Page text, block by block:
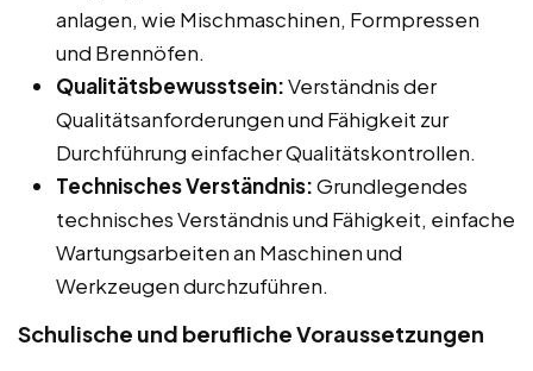
anlagen, wie Mischmaschinen, Formpressen
und Brennöfen.
Qualitätsbewusstsein:Verständnis der
Qualitätsanforderungen und Fähigkeit zur
Durchführung einfacher Qualitätskontrollen.
Technisches Verständnis:Grundlegendes
technisches Verständnis und Fähigkeit, einfache
Wartungsarbeiten an Maschinen und
Werkzeugen durchzuführen.
Schulische und berufliche Voraussetzungen